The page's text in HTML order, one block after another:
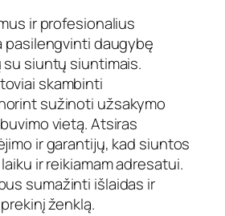
ir profesionalius
pasilengvinti daugybę
siuntų siuntimais.
skambinti
sužinoti užsakymo
vietą. Atsiras
ir garantijų, kad siuntos
ir reikiamam adresatui.
sumažinti išlaidas ir
ženklą.